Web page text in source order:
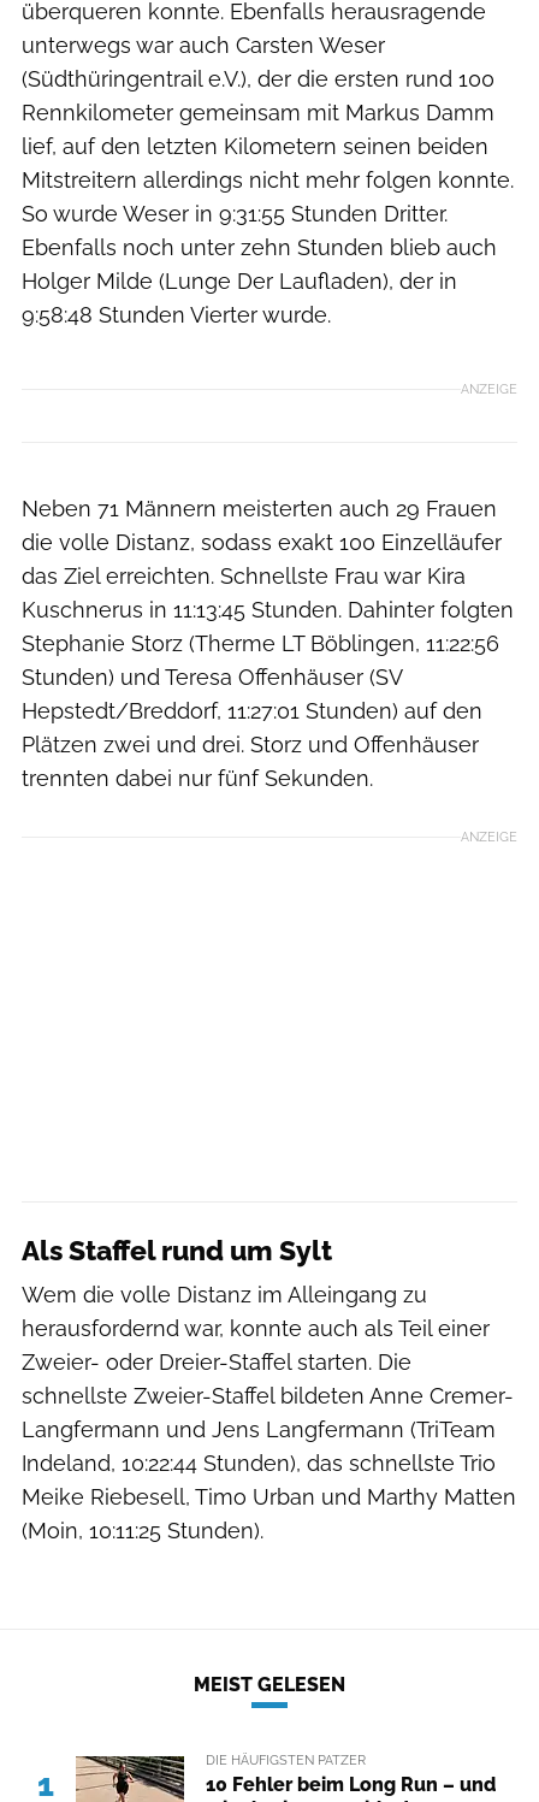
überqueren konnte. Ebenfalls herausragende
unterwegs war auch Carsten Weser
(Südthüringentrail e.V.), der die ersten rund 100
Rennkilometer gemeinsam mit Markus Damm
lief, auf den letzten Kilometern seinen beiden
Mitstreitern allerdings nicht mehr folgen konnte.
So wurde Weser in 9:31:55 Stunden Dritter.
Ebenfalls noch unter zehn Stunden blieb auch
Holger Milde (Lunge Der Laufladen), der in
9:58:48 Stunden Vierter wurde.
ANZEIGE
Neben 71 Männern meisterten auch 29 Frauen
die volle Distanz, sodass exakt 100 Einzelläufer
das Ziel erreichten. Schnellste Frau war Kira
Kuschnerus in 11:13:45 Stunden. Dahinter folgten
Stephanie Storz (Therme LT Böblingen, 11:22:56
Stunden) und Teresa Offenhäuser (SV
Hepstedt/Breddorf, 11:27:01 Stunden) auf den
Plätzen zwei und drei. Storz und Offenhäuser
trennten dabei nur fünf Sekunden.
ANZEIGE
Als Staffel rund um Sylt
Wem die volle Distanz im Alleingang zu
herausfordernd war, konnte auch als Teil einer
Zweier- oder Dreier-Staffel starten. Die
schnellste Zweier-Staffel bildeten Anne Cremer-
Langfermann und Jens Langfermann (TriTeam
Indeland, 10:22:44 Stunden), das schnellste Trio
Meike Riebesell, Timo Urban und Marthy Matten
(Moin, 10:11:25 Stunden).
MEIST GELESEN
1
DIE HÄUFIGSTEN PATZER
10 Fehler beim Long Run – und